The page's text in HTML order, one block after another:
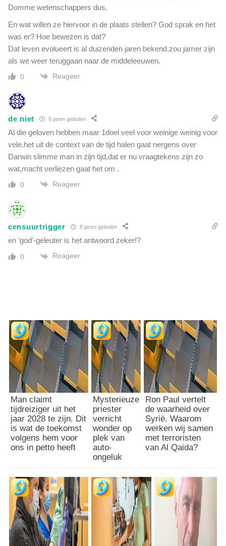
Domme wetenschappers dus.
En wat willen ze hiervoor in de plaats stellen? God sprak en het
was er? Hoe bewezen is dat?
Dat leven evolueert is al duizenden jaren bekend.zou jamer zijn
als we weer teruggaan naar de middeleeuwen.
0 Reageer
de niet 8 jaren geleden
Al die geloven hebben maar 1doel veel voor weinige weinig voor
vele.het uit de context van de tijd halen gaat nergens over
Darwin slimme man in zijn tijd,dat er nu vraagtekens zijn zo
wat,macht verliezen gaat het om .
0 Reageer
censuurtrigger 8 jaren geleden
en ‘god’-geleuter is het antwoord zeker!?
0 Reageer
Man claimt
tijdreiziger uit het
jaar 2028 te zijn. Dit
is wat de toekomst
volgens hem voor
ons in petto heeft
Mysterieuze
priester
verricht
wonder op
plek van
auto-
ongeluk
Ron Paul vertelt
de waarheid over
Syrië. Waarom
werken wij samen
met terroristen
van Al Qaida?